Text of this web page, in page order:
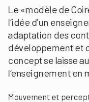
Le «modèle de
l’idée d’un
adaptation des
développement et
concept se laisse
l’enseignement en
Mouvement et